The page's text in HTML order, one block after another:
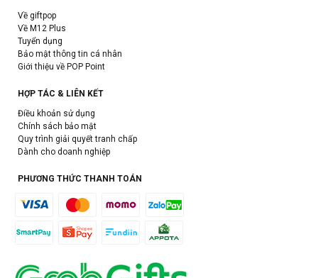
Về giftpop
Về M12 Plus
Tuyển dụng
Bảo mật thông tin cá nhân
Giới thiệu về POP Point
HỢP TÁC & LIÊN KẾT
Điều khoản sử dụng
Chính sách bảo mật
Quy trình giải quyết tranh chấp
Dành cho doanh nghiệp
PHƯƠNG THỨC THANH TOÁN